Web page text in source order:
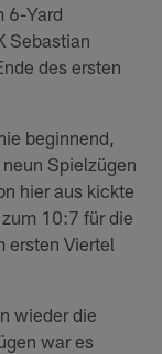
6-Yard
Sebastian
des ersten
beginnend,
Spielzügen
hier aus kickte
10:7 für die
ersten Viertel
wieder die
war es